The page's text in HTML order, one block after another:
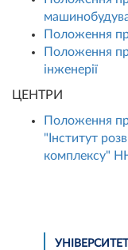
Положення
Положення
інженерії
ЦЕНТРИ
Положення
"Інститут
комплексу"